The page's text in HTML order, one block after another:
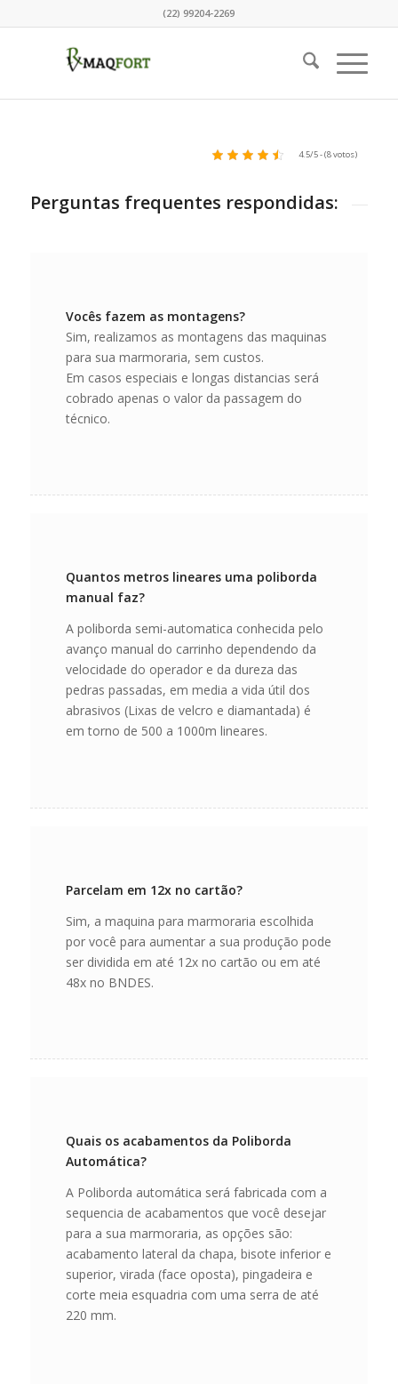
(22) 99204-2269
4.5/5 - (8 votos)
Perguntas frequentes respondidas:
Vocês fazem as montagens?
Sim, realizamos as montagens das maquinas
para sua marmoraria, sem custos.
Em casos especiais e longas distancias será
cobrado apenas o valor da passagem do
técnico.
Quantos metros lineares uma poliborda
manual faz?
A poliborda semi-automatica conhecida pelo
avanço manual do carrinho dependendo da
velocidade do operador e da dureza das
pedras passadas, em media a vida útil dos
abrasivos (Lixas de velcro e diamantada) é
em torno de 500 a 1000m lineares.
Parcelam em 12x no cartão?
Sim, a maquina para marmoraria escolhida
por você para aumentar a sua produção pode
ser dividida em até 12x no cartão ou em até
48x no BNDES.
Quais os acabamentos da Poliborda
Automática?
A Poliborda automática será fabricada com a
sequencia de acabamentos que você desejar
para a sua marmoraria, as opções são:
acabamento lateral da chapa, bisote inferior e
superior, virada (face oposta), pingadeira e
corte meia esquadria com uma serra de até
220 mm.